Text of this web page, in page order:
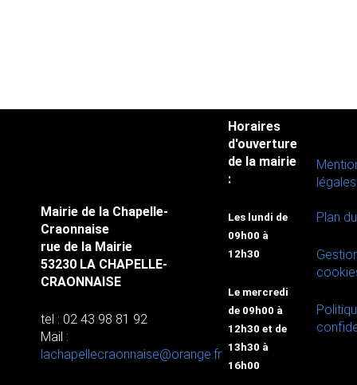
Mairie de la Chapelle-
Craonnaise
rue de la Mairie
53230 LA CHAPELLE-
CRAONNAISE
tel : 02 43 98 81 92
Mail :
lachapellecraonnaise@orange.fr
Horaires
d'ouverture
de la mairie
:
Les lundi de
09h00 à
12h30
Le mercredi
de 09h00 à
12h30 et de
13h30 à
16h00
légales
Plan